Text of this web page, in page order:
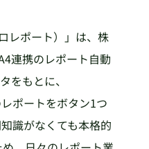
レポート）」は、株
連携のレポート自動
をもとに、
ポートをボタン1つ
識がなくても本格的